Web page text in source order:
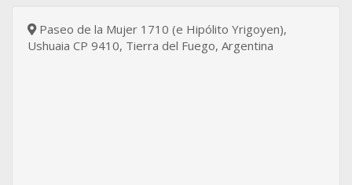
Paseo de la Mujer 1710 (e Hipólito Yrigoyen),
Ushuaia CP 9410, Tierra del Fuego, Argentina